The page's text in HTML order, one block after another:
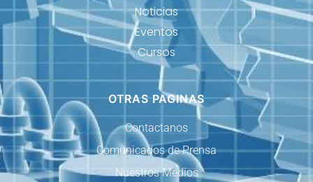
Noticias
Eventos
Cursos
OTRAS PAGINAS
Contactanos
Comunicados de Prensa
Nuestros Medios